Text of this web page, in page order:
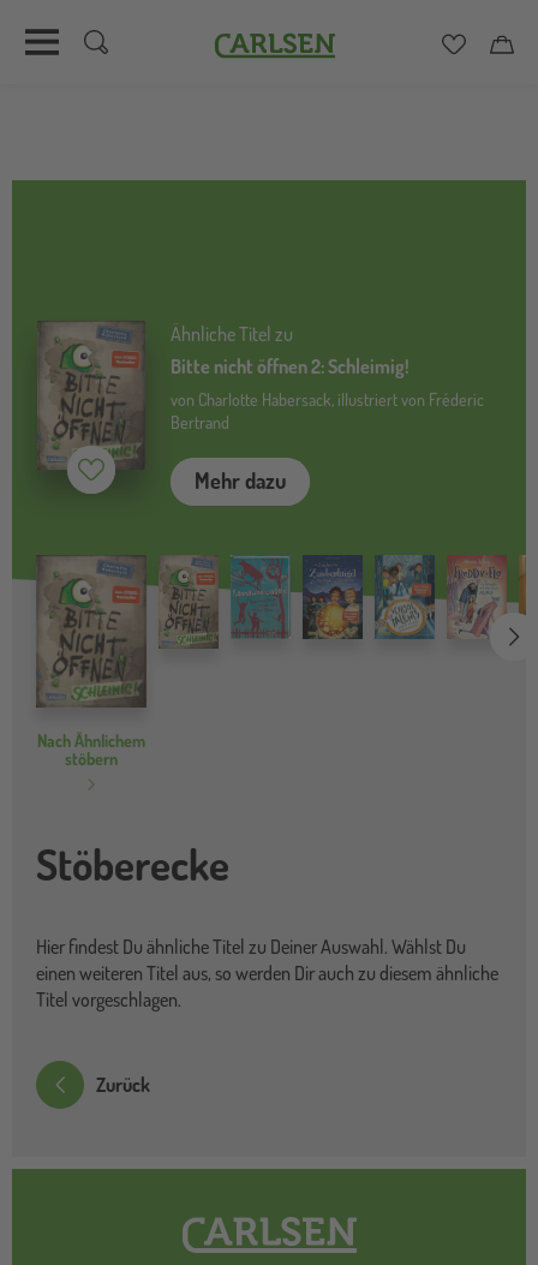
Carlsen
Ähnliche Titel zu
Bitte nicht öffnen 2: Schleimig!
von Charlotte Habersack, illustriert von Fréderic
Bertrand
Mehr dazu
Merken ( inaktiv)
Nach Ähnlichem
stöbern
Stöberecke
Hier findest Du ähnliche Titel zu Deiner Auswahl. Wählst Du
einen weiteren Titel aus, so werden Dir auch zu diesem ähnliche
Titel vorgeschlagen.
Zurück